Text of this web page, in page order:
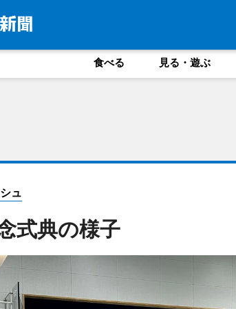
食べる 見る・遊ぶ
ュ
式典の様子